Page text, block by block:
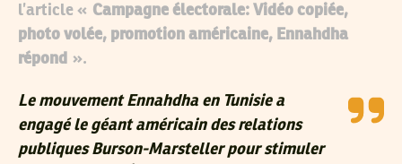
l’article « Campagne électorale: Vidéo copiée,
photo volée, promotion américaine, Ennahdha
répond ».
Le mouvement Ennahdha en Tunisie a
engagé le géant américain des relations
publiques Burson-Marsteller pour stimuler